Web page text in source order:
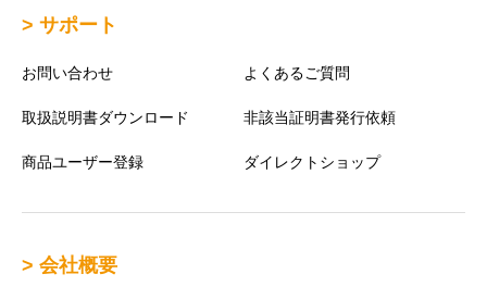
> サポート
お問い合わせ よくあるご質問
取扱説明書ダウンロード 非該当証明書発行依頼
商品ユーザー登録 ダイレクトショップ
> 会社概要